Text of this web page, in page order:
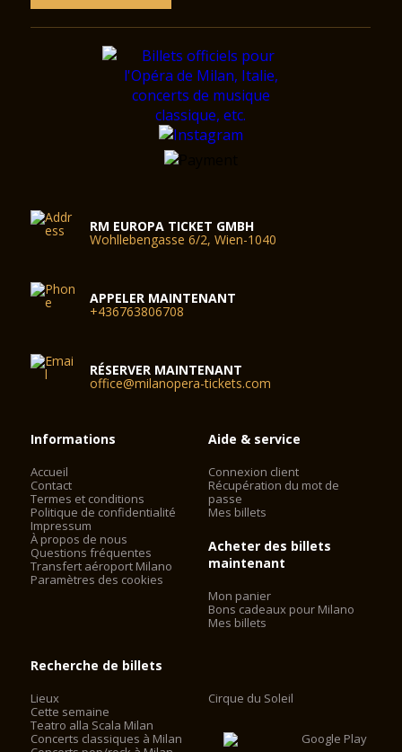
RM EUROPA TICKET GMBH
Wohllebengasse 6/2, Wien-1040
APPELER MAINTENANT
+436763806708
RÉSERVER MAINTENANT
office@milanopera-tickets.com
Informations
Accueil
Contact
Termes et conditions
Politique de confidentialité
Impressum
À propos de nous
Questions fréquentes
Transfert aéroport Milano
Paramètres des cookies
Aide & service
Connexion client
Récupération du mot de
passe
Mes billets
Acheter des billets
maintenant
Mon panier
Bons cadeaux pour Milano
Mes billets
Recherche de billets
Lieux
Cette semaine
Teatro alla Scala Milan
Concerts classiques à Milan
Cirque du Soleil